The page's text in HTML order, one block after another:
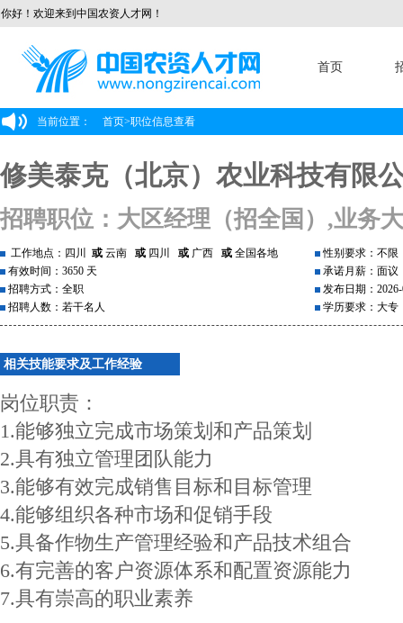
你好！欢迎来到中国农资人才网！
首页
当前位置： 首页>职位信息查看
修美泰克（北京）农业科技有限
招聘职位：大区经理（招全国）,业务
工作地点：四川 或 云南 或 四川 或 广西 或 全国各地
有效时间：3650 天
招聘方式：全职
招聘人数：若干名人
性别要求：不限
承诺月薪：面议
发布日期：
学历要求：大专
相关技能要求及工作经验
岗位职责：
1.能够独立完成市场策划和产品策划
2.具有独立管理团队能力
3.能够有效完成销售目标和目标管理
4.能够组织各种市场和促销手段
5.具备作物生产管理经验和产品技术组合
6.有完善的客户资源体系和配置资源能力
7.具有崇高的职业素养